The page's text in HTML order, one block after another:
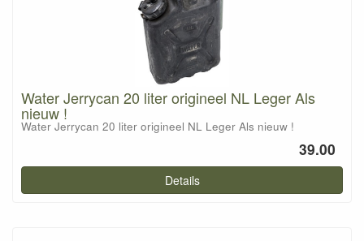
Water Jerrycan 20 liter origineel NL Leger Als
nieuw !
Water Jerrycan 20 liter origineel NL Leger Als nieuw !
39.00
Details